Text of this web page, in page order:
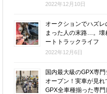
2022年12月10日
オークションでハズレ
まった人の末路…。壊
ートトラックライフ
2022年12月6日
国内最大級のGPX専
オープン！実車が見れ
GPX全車種揃った専門